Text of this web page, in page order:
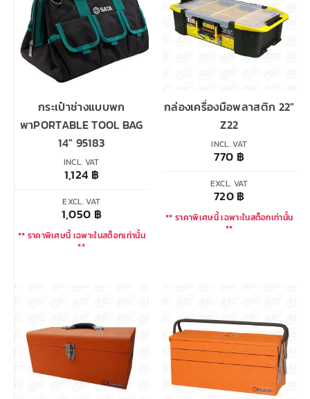
กระเป๋าช่างแบบพก
พาPORTABLE TOOL BAG
14″ 95183
INCL. VAT
1,124 ฿
EXCL. VAT
1,050 ฿
** ราคาพิเศษนี้ เฉพาะในสต็อกเท่านั้น
**
กล่องเครื่องมือพลาสติก 22″
Z22
INCL. VAT
770 ฿
EXCL. VAT
720฿
** ราคาพิเศษนี้ เฉพาะในสต็อกเท่านั้น
**